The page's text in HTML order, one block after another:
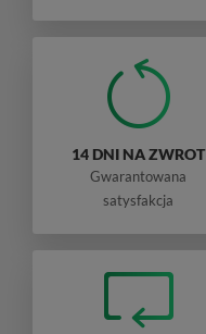
14 DNI NA ZWROT
Gwarantowana
satysfakcja